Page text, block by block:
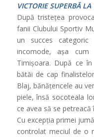
VICTORIE SUPERBĂ LA
După tristețea
fanii Clubului Sportiv
un succes
incomode, așa
Timișoara. După ce
bătăi de cap
Blaj, bănățencele au
piele, însă socoteala
ce avea să se petreacă
Cu excepția primei
controlat meciul de o